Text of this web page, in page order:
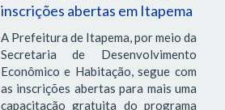
inscrições abertas em Itapema
A Prefeitura de Itapema, por meio da
Secretaria de Desenvolvimento
Econômico e Habitação, segue com
as inscrições abertas para mais uma
capacitação gratuita do programa